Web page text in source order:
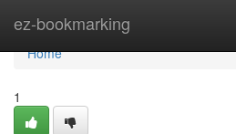
ez-bookmarking
Home
Home
1